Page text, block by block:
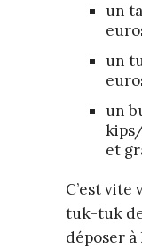
un
un
un
et
C’est vite
tuk-tuk
déposer